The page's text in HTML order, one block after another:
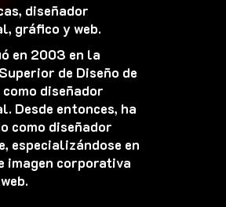
diseñador
gráfico y web.
en 2003 en la
de Diseño de
diseñador
Desde entonces, ha
como diseñador
especializándose en
imagen corporativa